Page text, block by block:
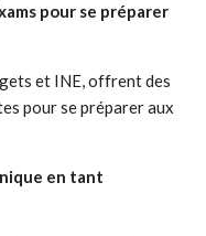
pour se préparer
et INE, offrent des
pour se préparer aux
en tant